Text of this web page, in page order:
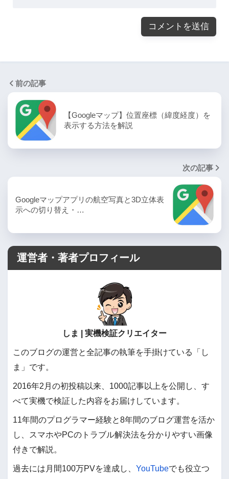
前の記事
【Googleマップ】位置座標（緯度経度）を
表示する方法を解説
次の記事
Googleマップアプリの航空写真と3D立体表
示への切り替え・…
運営者・著者プロフィール
しま | 実機検証クリエイター
このブログの運営と全記事の執筆を手掛けている「し
ま」です。
2016年2月の初投稿以来、1000記事以上を公開し、す
べて実機で検証した内容をお届けしています。
11年間のプログラマー経験と8年間のブログ運営を活か
し、スマホやPCのトラブル解決法を分かりやすい画像
付きで解説。
過去には月間100万PVを達成し、 YouTubeでも役立つ